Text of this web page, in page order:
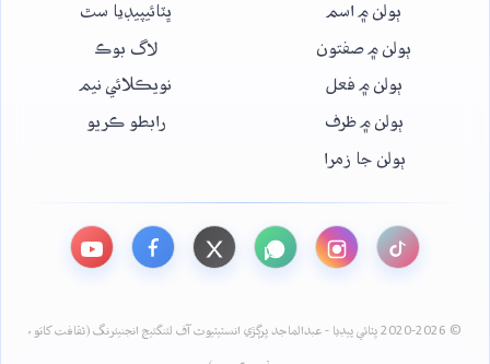
ٻولن ۾ اسم
ٻولن ۾ صفتون
ٻولن ۾ فعل
ٻولن ۾ ظرف
ٻولن جا زمرا
ڀٽائيپيڊيا سٿ
لاگ بوڪ
نويڪلائي نيم
رابطو ڪريو
© 2020-2026 ڀٽائي پيڊيا - عبدالماجد ڀرڳڙي انسٽيٽيوٽ آف لئنگئيج انجنيئرنگ (ثقافت کاتو،